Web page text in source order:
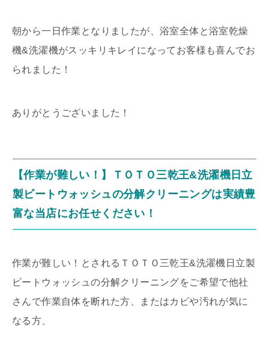
朝から一日作業となりましたが、浴室全体と浴室乾燥
機&洗濯機がスッキリキレイになってお客様も喜んでお
られました！
ありがとうございました！
【作業が難しい！】ＴＯＴＯ三乾王&洗濯機日立
製ビートウォッシュの分解クリーニングは実績豊
富な当店にお任せください！
作業が難しい！とされるＴＯＴＯ三乾王&洗濯機日立製
ビートウォッシュの分解クリーニングをご希望で他社
さんで作業自体を断れた方、またはカビや汚れが気に
なる方、